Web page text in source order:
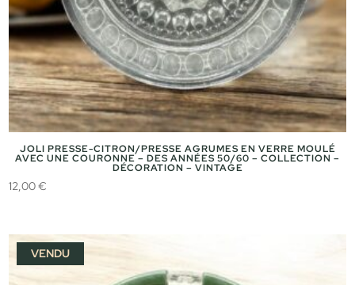
JOLI PRESSE-CITRON/PRESSE AGRUMES EN VERRE MOULÉ
AVEC UNE COURONNE – DES ANNÉES 50/60 – COLLECTION –
DÉCORATION – VINTAGE
12,00€
VENDU